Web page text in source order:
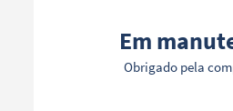
Em
Obrigado pela